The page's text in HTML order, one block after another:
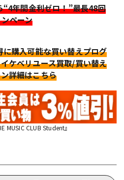
“4年間金利ゼロ！”最長48回
ペーン
に購入可能な買い替えプログ
ケベリユース買取/買い替え
詳細はこちら
MUSIC CLUB Student』